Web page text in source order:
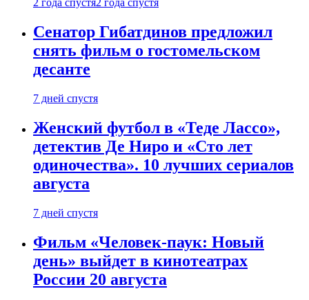
2 года спустя2 года спустя
Сенатор Гибатдинов предложил
снять фильм о гостомельском
десанте
7 дней спустя
Женский футбол в «Теде Лассо»,
детектив Де Ниро и «Сто лет
одиночества». 10 лучших сериалов
августа
7 дней спустя
Фильм «Человек-паук: Новый
день» выйдет в кинотеатрах
России 20 августа